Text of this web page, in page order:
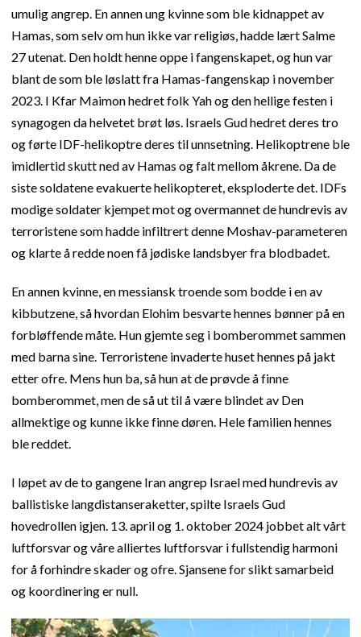
umulig angrep. En annen ung kvinne som ble kidnappet av
Hamas, som selv om hun ikke var religiøs, hadde lært Salme
27 utenat. Den holdt henne oppe i fangenskapet, og hun var
blant de som ble løslatt fra Hamas-fangenskap i november
2023. I Kfar Maimon hedret folk Yah og den hellige festen i
synagogen da helvetet brøt løs. Israels Gud hedret deres tro
og førte IDF-helikoptre deres til unnsetning. Helikoptrene ble
imidlertid skutt ned av Hamas og falt mellom åkrene. Da de
siste soldatene evakuerte helikopteret, eksploderte det. IDFs
modige soldater kjempet mot og overmannet de hundrevis av
terroristene som hadde infiltrert denne Moshav-parameteren
og klarte å redde noen få jødiske landsbyer fra blodbadet.
En annen kvinne, en messiansk troende som bodde i en av
kibbutzene, så hvordan Elohim besvarte hennes bønner på en
forbløffende måte. Hun gjemte seg i bomberommet sammen
med barna sine. Terroristene invaderte huset hennes på jakt
etter ofre. Mens hun ba, så hun at de prøvde å finne
bomberommet, men de så ut til å være blindet av Den
allmektige og kunne ikke finne døren. Hele familien hennes
ble reddet.
I løpet av de to gangene Iran angrep Israel med hundrevis av
ballistiske langdistanseraketter, spilte Israels Gud
hovedrollen igjen. 13. april og 1. oktober 2024 jobbet alt vårt
luftforsvar og våre alliertes luftforsvar i fullstendig harmoni
for å forhindre skader og ofre. Sjansene for slikt samarbeid
og koordinering er null.